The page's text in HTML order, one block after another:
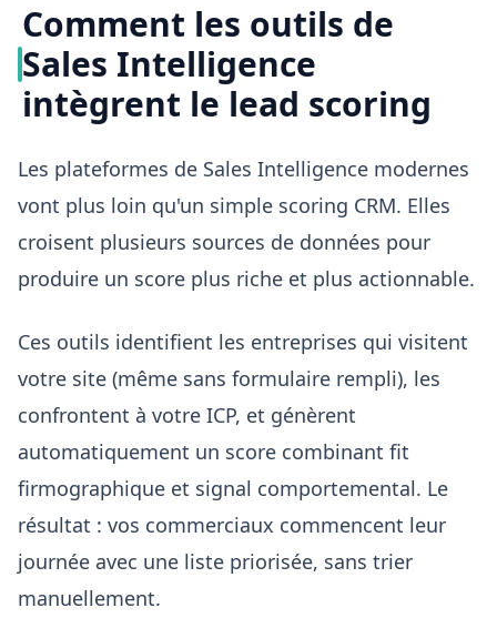
Comment les outils de
Sales Intelligence
intègrent le lead scoring
Les plateformes de Sales Intelligence modernes
vont plus loin qu'un simple scoring CRM. Elles
croisent plusieurs sources de données pour
produire un score plus riche et plus actionnable.
Ces outils identifient les entreprises qui visitent
votre site (même sans formulaire rempli), les
confrontent à votre ICP, et génèrent
automatiquement un score combinant fit
firmographique et signal comportemental. Le
résultat : vos commerciaux commencent leur
journée avec une liste priorisée, sans trier
manuellement.